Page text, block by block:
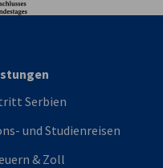
Serbien
und Studienreisen
& Zoll